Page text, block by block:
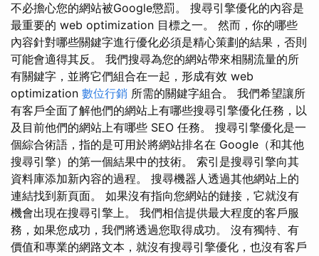
不必擔心您的網站被Google懲罰。 搜尋引擎優化的內容是
最重要的 web optimization 目標之一。 然而，你的哪些
內容針對哪些關鍵字進行優化必須是精心策劃的結果，否則
可能會適得其反。 我們搜尋為您的網站帶來相關流量的所
有關鍵字，並將它們組合在一起，形成有效 web
optimization 數位行銷 所需的關鍵字組合。 我們希望讓所
有客戶全面了解他們的網站上有哪些搜尋引擎優化任務，以
及目前他們的網站上有哪些 SEO 任務。 搜尋引擎優化是一
個綜合術語，指的是可用於將網站排名在 Google（和其他
搜尋引擎）的第一個結果中的技術。 索引是搜尋引擎向其
資料庫添加新內容的過程。 搜尋機器人透過其他網站上的
連結找到新頁面。 如果沒有指向您網站的鏈接，它就沒有
機會出現在搜尋引擎上。 我們相信提供最大程度的客戶服
務，如果您成功，我們將透過您取得成功。 沒有獨特、有
價值和專業的網路文本，就沒有搜尋引擎優化，也沒有客戶